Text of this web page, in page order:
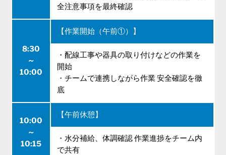
全注意事項を最終確認
8:30
～
10:00
【作業開始（午前①）】
・配線工事や器具の取り付けなどの作業を
開始
・チームで連携しながら作業 安全確認を徹
底
10:00
～
10:15
【午前休憩】
・水分補給、体調確認 作業進捗をチーム内
で共有